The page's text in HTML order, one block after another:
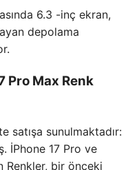
6.3 -inç ekran,
depolama
Pro Max Renk
satışa sunulmaktadır:
İPhone 17 Pro ve
Renkler, bir önceki